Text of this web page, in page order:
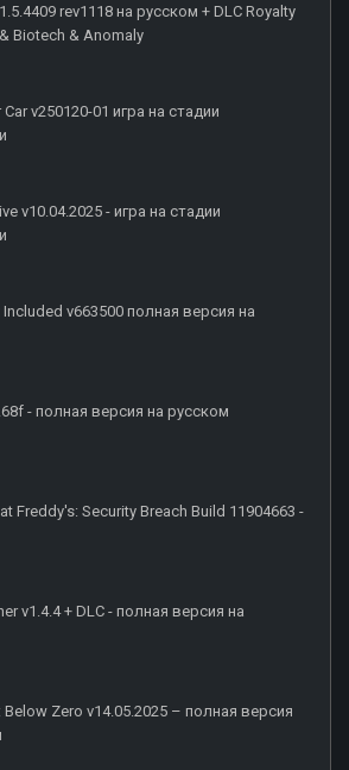
rev1118 на русском + DLC Royalty
Biotech & Anomaly
v250120-01 игра на стадии
v10.04.2025 - игра на стадии
v663500 полная версия на
- полная версия на русском
Freddy's: Security Breach Build 11904663 -
v1.4.4 + DLC - полная версия на
Below Zero v14.05.2025 – полная версия